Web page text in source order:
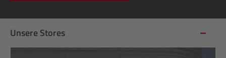
Unsere Stores